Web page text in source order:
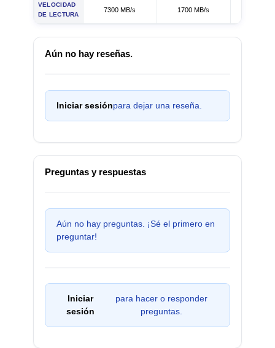
VELOCIDAD
DE LECTURA
7300 MB/s 1700 MB/s
Aún no hay reseñas.
Iniciar sesiónpara dejar una reseña.
Preguntas y respuestas
Aún no hay preguntas. ¡Sé el primero en
preguntar!
Iniciar
sesión
para hacer o responder
preguntas.